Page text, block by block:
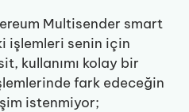
Multisender smart
işlemleri senin için
kullanımı kolay bir
fark edeceğin
istenmiyor;